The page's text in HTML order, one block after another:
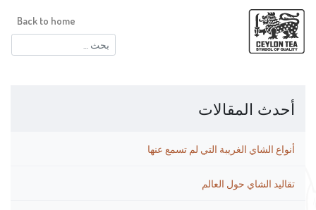
البحث
عن:
Back to home
أحدث المقالات
أنواع الشاي الغريبة التي لم تسمع عنها
تقاليد الشاي حول العالم